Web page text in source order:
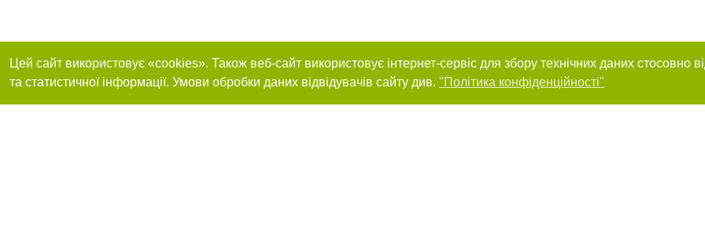
Цей сайт використовує «cookies». Також веб-сайт використовує інтернет-сервіс для збору технічних даних стосовно
та статистичної інформації. Умови обробки даних відвідувачів сайту див. "Політика конфіденційності"